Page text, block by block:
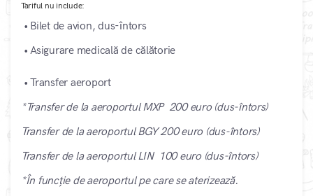
Tariful nu include:
• Bilet de avion, dus-întors
• Asigurare medicală de călătorie
• Transfer aeroport
*Transfer de la aeroportul MXP 200 euro (dus-întors)
Transfer de la aeroportul BGY 200 euro (dus-întors)
Transfer de la aeroportul LIN 100 euro (dus-întors)
*În funcție de aeroportul pe care se aterizează.